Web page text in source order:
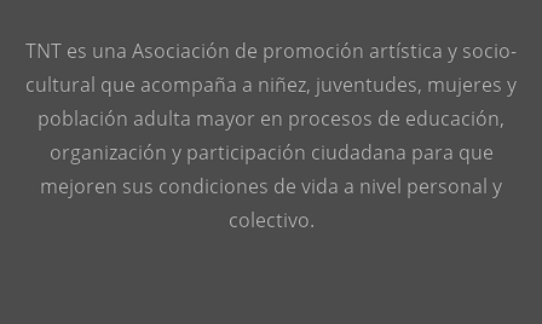
TNT es una Asociación de promoción artística y socio-
cultural que acompaña a niñez, juventudes, mujeres y
población adulta mayor en procesos de educación,
organización y participación ciudadana para que
mejoren sus condiciones de vida a nivel personal y
colectivo.